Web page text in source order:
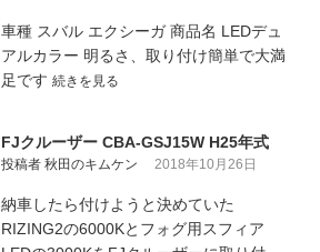
車種 スバル エクシーガ 商品名 LEDデュ
アルカラー 明るさ、取り付け簡単で大満
足です 続きを見る
FJクルーザー CBA-GSJ15W H25年式
投稿者 秋田のキムケン 2018年10月26日
納車したら付けようと決めていた
RIZING2の6000Kとフォグ用スフィア